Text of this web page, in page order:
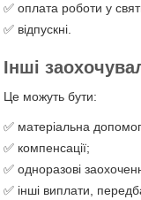
✅ оплата роботи у
✅ відпускні.
Інші
Це можуть бути:
✅ матеріальна
✅ компенсації;
✅ одноразові
✅ інші виплати,